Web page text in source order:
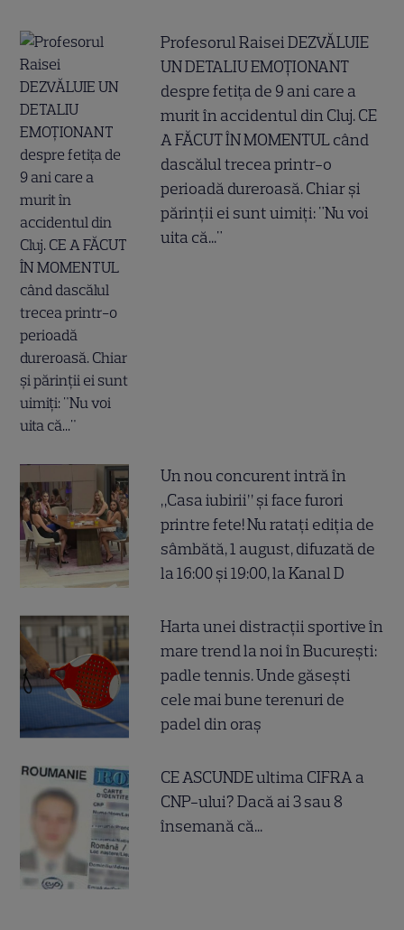
Profesorul Raisei DEZVĂLUIE
UN DETALIU EMOȚIONANT
despre fetița de 9 ani care a
murit în accidentul din Cluj. CE
A FĂCUT ÎN MOMENTUL când
dascălul trecea printr-o
perioadă dureroasă. Chiar și
părinții ei sunt uimiți: "Nu voi
uita că..."
Un nou concurent intră în
„Casa iubirii” și face furori
printre fete! Nu ratați ediția de
sâmbătă, 1 august, difuzată de
la 16:00 și 19:00, la Kanal D
Harta unei distracții sportive în
mare trend la noi în București:
padle tennis. Unde găsești
cele mai bune terenuri de
padel din oraș
CE ASCUNDE ultima CIFRA a
CNP-ului? Dacă ai 3 sau 8
însemană că...